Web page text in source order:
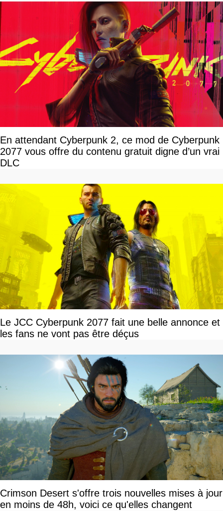
En attendant Cyberpunk 2, ce mod de Cyberpunk
2077 vous offre du contenu gratuit digne d’un vrai
DLC
Le JCC Cyberpunk 2077 fait une belle annonce et
les fans ne vont pas être déçus
Crimson Desert s'offre trois nouvelles mises à jour
en moins de 48h, voici ce qu'elles changent